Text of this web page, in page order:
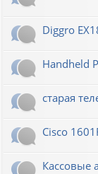
Diggro
Handheld
старая
Cisco
Кассовые